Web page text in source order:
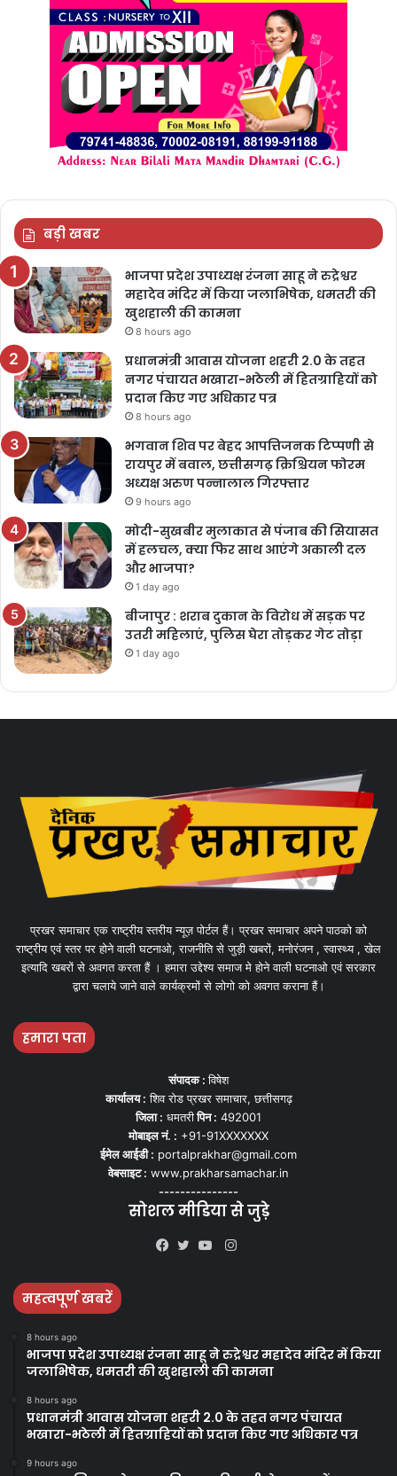
बड़ी खबर
भाजपा प्रदेश उपाध्यक्ष रंजना साहू ने रुद्रेश्वर
महादेव मंदिर में किया जलाभिषेक, धमतरी की
खुशहाली की कामना
8 hours ago
प्रधानमंत्री आवास योजना शहरी 2.0 के तहत
नगर पंचायत भखारा-भठेली में हितग्राहियों को
प्रदान किए गए अधिकार पत्र
8 hours ago
भगवान शिव पर बेहद आपत्तिजनक टिप्पणी से
रायपुर में बवाल, छत्तीसगढ़ क्रिश्चियन फोरम
अध्यक्ष अरुण पन्नालाल गिरफ्तार
9 hours ago
मोदी-सुखबीर मुलाकात से पंजाब की सियासत
में हलचल, क्या फिर साथ आएंगे अकाली दल
और भाजपा?
1 day ago
बीजापुर : शराब दुकान के विरोध में सड़क पर
उतरी महिलाएं, पुलिस घेरा तोड़कर गेट तोड़ा
1 day ago
प्रखर समाचार एक राष्ट्रीय स्तरीय न्यूज़ पोर्टल हैं। प्रखर समाचार अपने पाठको को
राष्ट्रीय एवं स्तर पर होने वाली घटनाओ, राजनीति से जुड़ी खबरों, मनोरंजन , स्वास्थ्य , खेल
इत्यादि खबरों से अवगत करता हैं । हमारा उद्देश्य समाज मे होने वाली घटनाओ एवं सरकार
द्वारा चलाये जाने वाले कार्यक्रमों से लोगो को अवगत कराना हैं।
हमारा पता
संपादक :विषेश
कार्यालय : शिव रोड प्रखर समाचार, छत्तीसगढ़
जिला : धमतरीपिन : 492001
मोबाइल नं. : +91-91XXXXXXX
ईमेल आईडी : portalprakhar@gmail.com
वेबसाइट : www.prakharsamachar.in
---------------
सोशल मीडिया से जुड़े
Instagram
महत्वपूर्ण खबरें
8 hours ago
भाजपा प्रदेश उपाध्यक्ष रंजना साहू ने रुद्रेश्वर महादेव मंदिर में किया
जलाभिषेक, धमतरी की खुशहाली की कामना
8 hours ago
प्रधानमंत्री आवास योजना शहरी 2.0 के तहत नगर पंचायत
भखारा-भठेली में हितग्राहियों को प्रदान किए गए अधिकार पत्र
9 hours ago